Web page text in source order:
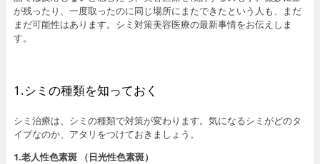
r
k
s
が残ったり、一度取ったのに同じ場所にまたできたという人も、まだ
まだ可能性はあります。シミ対策美容医療の最新事情をお伝えしま
す。
1.シミの種類を知っておく
シミ治療は、シミの種類で対策が変わります。気になるシミがどのタ
イプなのか、アタリをつけておきましょう。
1.老人性色素斑 （日光性色素斑）